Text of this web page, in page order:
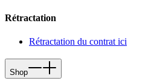
Rétractation
Rétractation du contrat ici
Shop